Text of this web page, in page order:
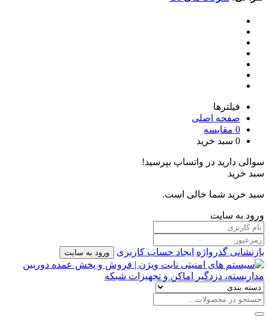
فیلترها
صفحه اصلی
0 مقایسه
0 سبد خرید
سوالی دارید در واتساپ بپرسید!
سبد خرید
سبد خرید شما خالی است.
ورود به سایت
بازنشانی گذرواژه ایجاد حساب کاربری ورود به سایت